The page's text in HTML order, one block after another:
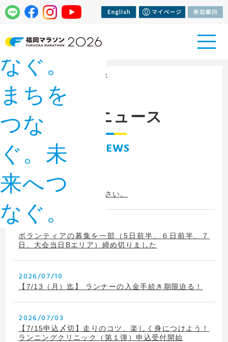
人をつ
なぐ。
まちを
つな
ぐ。未
来へつ
なぐ。
トップページ > 大会ニュース
大会ニュース
NEWS
2026/07/31
熱中症にお気を付けください。
2026/07/29
ボランティアの募集を一部（5日前半、６日前半、７
日、大会当日Bエリア）締め切りました
2026/07/10
【7/13（月）迄】 ランナーの入金手続き期限迫る！
2026/07/03
【7/15申込〆切】走りのコツ、楽しく身につけよう！
ランニングクリニック（第１弾）申込受付開始